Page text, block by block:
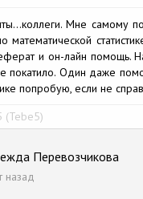
Мне самому
математической
и он-лайн помощь.
покатило. Один даже
попробую, если не
(Tebe5)
Перевозчикова
назад